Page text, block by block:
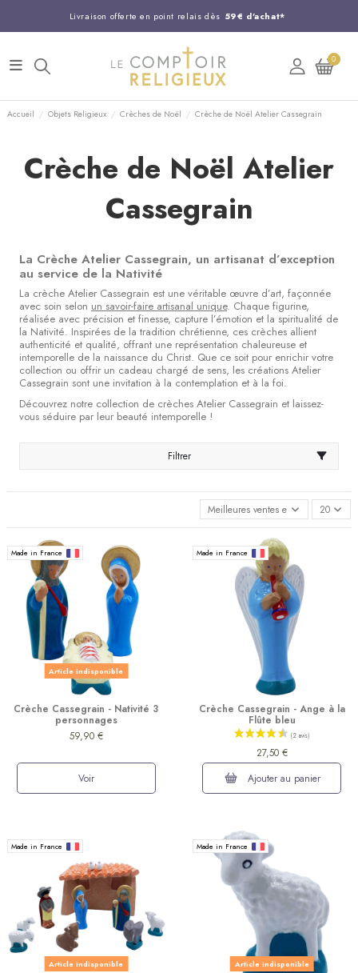
Livraison offerte en point relais dès 59€ d'achat*
Entreprise Française familiale
Support client disponible au 03 20 24 74 15
Commandez avant 14H, expédition le jour même !
0
Accueil Objets Religieux Crèches de Noël Crèche de Noël Atelier Cassegrain
Crèche de Noël Atelier
Cassegrain
La Crèche Atelier Cassegrain, un artisanat d’exception
au service de la Nativité
La crèche Atelier Cassegrain est une véritable œuvre d’art, façonnée
avec soin selon un savoir-faire artisanal unique. Chaque figurine,
réalisée avec précision et finesse, capture l’émotion et la spiritualité de
la Nativité. Inspirées de la tradition chrétienne, ces crèches allient
authenticité et qualité, offrant une représentation chaleureuse et
intemporelle de la naissance du Christ. Que ce soit pour enrichir votre
collection ou offrir un cadeau chargé de sens, les créations Atelier
Cassegrain sont une invitation à la contemplation et à la foi.
Découvrez notre collection de crèches Atelier Cassegrain et laissez-
vous séduire par leur beauté intemporelle !
Filtrer
Meilleures ventes en premier
20
Made in France
Article indisponible
Crèche Cassegrain - Nativité 3
personnages
59,90 €
Voir
Made in France
Crèche Cassegrain - Ange à la
Flûte bleu
27,50 €
Ajouter au panier
Made in France
Article indisponible
Made in France
Article indisponible